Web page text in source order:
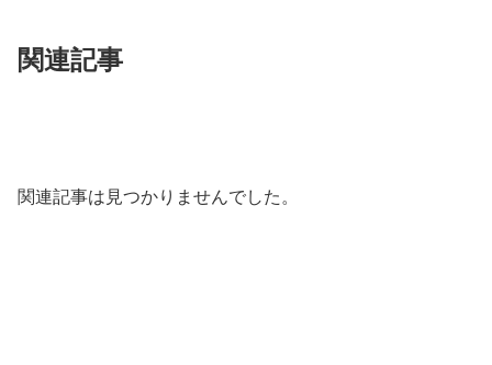
関連記事
関連記事は見つかりませんでした。